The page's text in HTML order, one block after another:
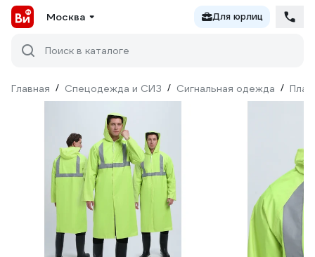
Москва Для юрлиц
Поиск в каталоге
Главная / Спецодежда и СИЗ / Сигнальная одежда /